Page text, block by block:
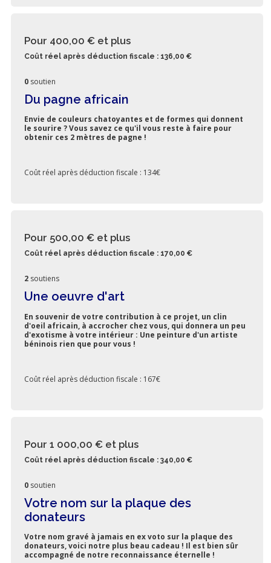
Pour 400,00 € et plus
Coût réel après déduction fiscale : 136,00 €
0 soutien
Du pagne africain
Envie de couleurs chatoyantes et de formes qui donnent
le sourire ? Vous savez ce qu'il vous reste à faire pour
obtenir ces 2 mètres de pagne !
Coût réel après déduction fiscale : 134€
Pour 500,00 € et plus
Coût réel après déduction fiscale : 170,00 €
2 soutiens
Une oeuvre d'art
En souvenir de votre contribution à ce projet, un clin
d'oeil africain, à accrocher chez vous, qui donnera un peu
d'exotisme à votre intérieur : Une peinture d'un artiste
béninois rien que pour vous !
Coût réel après déduction fiscale : 167€
Pour 1 000,00 € et plus
Coût réel après déduction fiscale : 340,00 €
0 soutien
Votre nom sur la plaque des
donateurs
Votre nom gravé à jamais en ex voto sur la plaque des
donateurs, voici notre plus beau cadeau ! Il est bien sûr
accompagné de notre reconnaissance éternelle !